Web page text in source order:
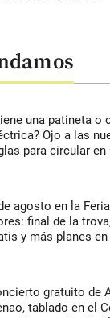
una patineta o
Ojo a las
para circular
agosto en la
final de la
y más planes
gratuito de
tablado en el